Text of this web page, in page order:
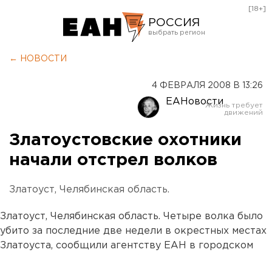
РОССИЯ
Оренбург
[18+]
← НОВОСТИ
4 ФЕВРАЛЯ 2008 В 13:26
ЕАНовости
Златоустовские охотники
начали отстрел волков
Златоуст, Челябинская область.
Златоуст, Челябинская область. Четыре волка было
убито за последние две недели в окрестных местах
Златоуста, сообщили агентству ЕАН в городском